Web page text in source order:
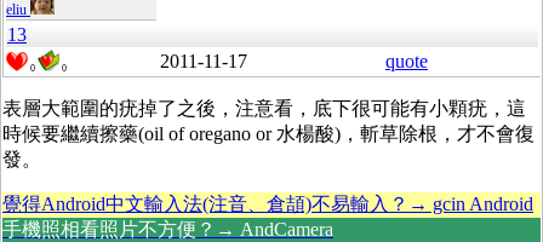
eliu
13
0 0 2011-11-17 quote
表層大範圍的疣掉了之後，注意看，底下很可能有小顆疣，這
時候要繼續擦藥(oil of oregano or 水楊酸)，斬草除根，才不會復
發。
覺得Android中文輸入法(注音、倉頡)不易輸入？→ gcin Android
手機照相看照片不方便？→ AndCamera